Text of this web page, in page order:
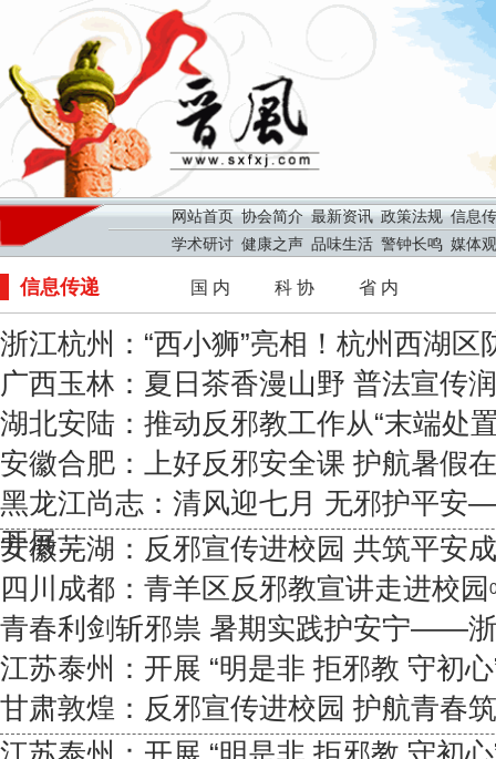
网站首页 协会简介 最新资讯 政策法规 信息
学术研讨 健康之声 品味生活 警钟长鸣 媒体
信息传递 国 内 科 协 省 内
浙江杭州：“西小狮”亮相！杭州西湖区
广西玉林：夏日茶香漫山野 普法宣传
湖北安陆：推动反邪教工作从“末端处
安徽合肥：上好反邪安全课 护航暑假
黑龙江尚志：清风迎七月 无邪护平
开展...
安徽芜湖：反邪宣传进校园 共筑平安
四川成都：青羊区反邪教宣讲走进校园
青春利剑斩邪祟 暑期实践护安宁——
江苏泰州：开展 “明是非 拒邪教 守初
甘肃敦煌：反邪宣传进校园 护航青春